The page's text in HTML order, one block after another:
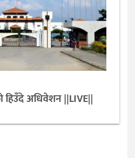
अधिवेशन ||LIVE||